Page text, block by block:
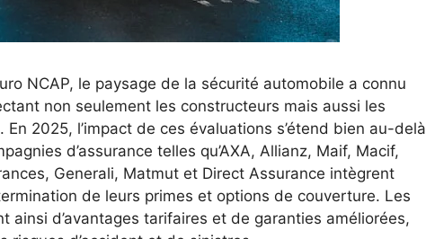
NCAP, le paysage de la sécurité automobile a connu
non seulement les constructeurs mais aussi les
2025, l’impact de ces évaluations s’étend bien au-delà
d’assurance telles qu’AXA, Allianz, Maif, Macif,
Generali, Matmut et Direct Assurance intègrent
de leurs primes et options de couverture. Les
ainsi d’avantages tarifaires et de garanties améliorées,